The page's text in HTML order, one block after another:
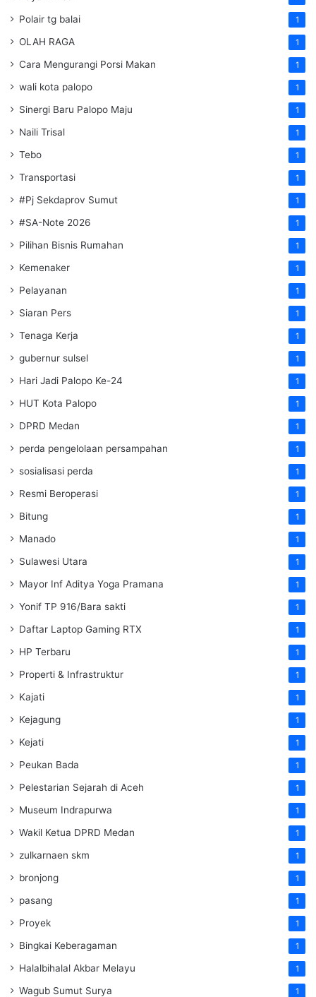
Polair tg balai 1
OLAH RAGA 1
Cara Mengurangi Porsi Makan 1
wali kota palopo 1
Sinergi Baru Palopo Maju 1
Naili Trisal 1
Tebo 1
Transportasi 1
#Pj Sekdaprov Sumut 1
#SA-Note 2026 1
Pilihan Bisnis Rumahan 1
Kemenaker 1
Pelayanan 1
Siaran Pers 1
Tenaga Kerja 1
gubernur sulsel 1
Hari Jadi Palopo Ke-24 1
HUT Kota Palopo 1
DPRD Medan 1
perda pengelolaan persampahan 1
sosialisasi perda 1
Resmi Beroperasi 1
Bitung 1
Manado 1
Sulawesi Utara 1
Mayor Inf Aditya Yoga Pramana 1
Yonif TP 916/Bara sakti 1
Daftar Laptop Gaming RTX 1
HP Terbaru 1
Properti & Infrastruktur 1
Kajati 1
Kejagung 1
Kejati 1
Peukan Bada 1
Pelestarian Sejarah di Aceh 1
Museum Indrapurwa 1
Wakil Ketua DPRD Medan 1
zulkarnaen skm 1
bronjong 1
pasang 1
Proyek 1
Bingkai Keberagaman 1
Halalbihalal Akbar Melayu 1
Wagub Sumut Surya 1